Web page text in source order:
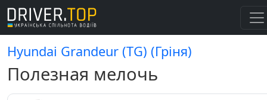
Hyundai Grandeur (TG) (Гріня)
Полезная мелочь